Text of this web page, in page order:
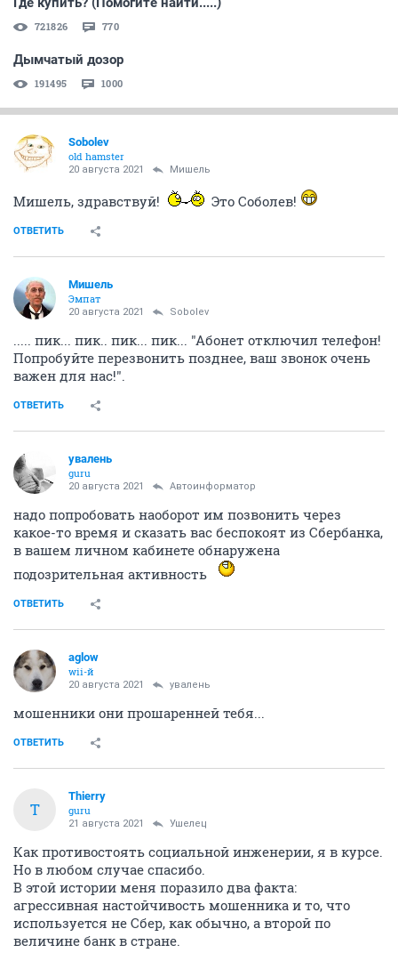
721826 770
Дымчатый дозор
191495 1000
Sobolev
old hamster
20 августа 2021 Мишель
Мишель, здравствуй! Это Соболев!
ОТВЕТИТЬ
Мишель
Эмпат
20 августа 2021 Sobolev
..... пик... пик.. пик... пик... "Абонет отключил телефон!
Попробуйте перезвонить позднее, ваш звонок очень
важен для нас!".
ОТВЕТИТЬ
увалень
guru
20 августа 2021 Автоинформатор
надо попробовать наоборот им позвонить через
какое-то время и сказать вас беспокоят из Сбербанка,
в вашем личном кабинете обнаружена
подозрительная активность
ОТВЕТИТЬ
aglow
wii-й
20 августа 2021 увалень
мошенники они прошаренней тебя...
ОТВЕТИТЬ
T
Thierry
guru
21 августа 2021 Ушелец
Как противостоять социальной инженерии, я в курсе.
Но в любом случае спасибо.
В этой истории меня поразило два факта:
агрессивная настойчивость мошенника и то, что
используется не Сбер, как обычно, а второй по
величине банк в стране.